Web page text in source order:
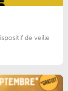
de veille